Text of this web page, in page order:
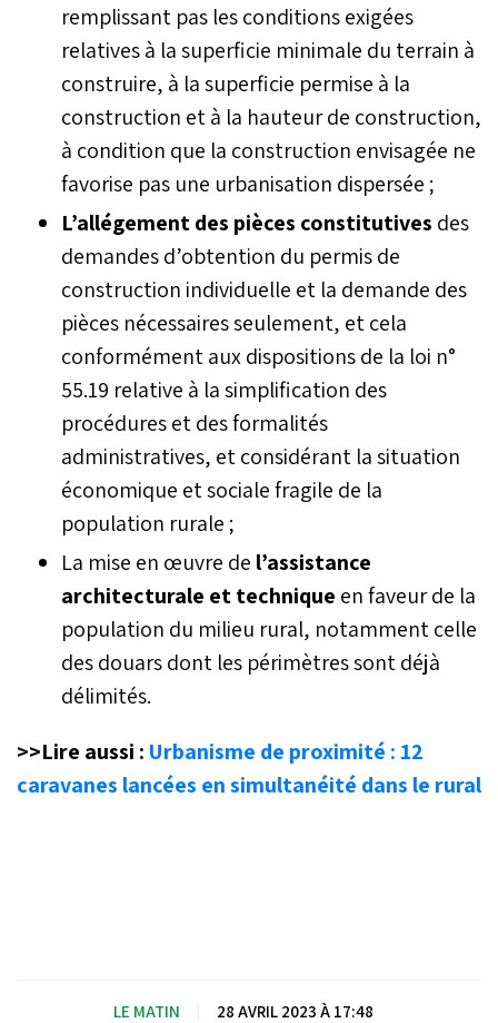
remplissant pas les conditions exigées
relatives à la superficie minimale du terrain à
construire, à la superficie permise à la
construction et à la hauteur de construction,
à condition que la construction envisagée ne
favorise pas une urbanisation dispersée ;
L’allégement des pièces constitutives des
demandes d’obtention du permis de
construction individuelle et la demande des
pièces nécessaires seulement, et cela
conformément aux dispositions de la loi n°
55.19 relative à la simplification des
procédures et des formalités
administratives, et considérant la situation
économique et sociale fragile de la
population rurale ;
La mise en œuvre de l’assistance
architecturale et technique en faveur de la
population du milieu rural, notamment celle
des douars dont les périmètres sont déjà
délimités.
>>Lire aussi : Urbanisme de proximité : 12
caravanes lancées en simultanéité dans le rural
LE MATIN 28 AVRIL 2023 À 17:48